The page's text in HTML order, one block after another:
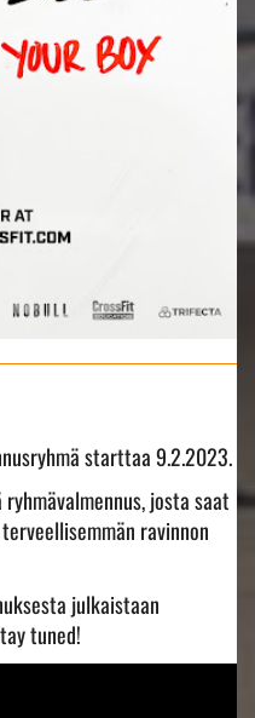
starttaa 9.2.2023.
josta saat
ravinnon
julkaistaan
tuned!